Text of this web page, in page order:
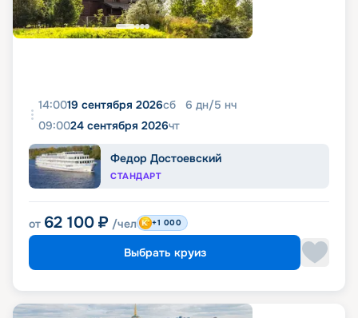
14:0019 сентября 2026сб 6 дн/5 нч
09:0024 сентября 2026чт
Федор Достоевский
СТАНДАРТ
от 62 100 ₽ /чел +1 000
Выбрать круиз